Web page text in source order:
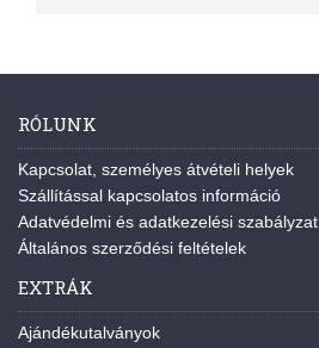
RÓLUNK
Kapcsolat, személyes átvételi helyek
Szállítással kapcsolatos információ
Adatvédelmi és adatkezelési szabályzat
Általános szerződési feltételek
EXTRÁK
Ajándékutalványok